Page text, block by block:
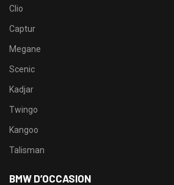
Clio
Captur
Megane
Scenic
Kadjar
Twingo
Kangoo
Talisman
BMW D’OCCASION